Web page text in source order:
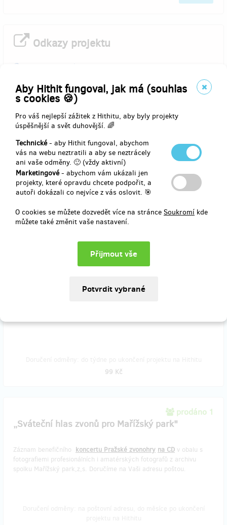
Aby Hithit fungoval, jak má (souhlas
s cookies 🍪)
Pro váš nejlepší zážitek z Hithitu, aby byly projekty
úspěšnější a svět duhovější. 🌈
Technické- aby Hithit fungoval, abychom
vás na webu neztratili a aby se neztrácely
ani vaše odměny. 🙂 (vždy aktivní)
Marketingové- abychom vám ukázali jen
projekty, které opravdu chcete podpořit, a
autoři dokázali co nejvíce z vás oslovit. 🎯
O cookies se můžete dozvedět více na stránce Soukromí kde
můžete také změnit vaše nastavení.
Odkazy projektu
www.mariz-park.cz
Komentáře
Vyberte si odměnu za váš příspěvek
tedy podpořte jejich péči o tento park. Rádi vám za podporu
99 Kč
prodáno 1
„Sváteční hlas zvonů pro Mařížský park"
Záznam benefičního koncertu Pražské zvonohry na CD v obalu s
fotografiemi profesionálních i amatérských fotografů z archivu
spolku Mařížský park,z,s. Doručíme na Vaši adresu poštou.